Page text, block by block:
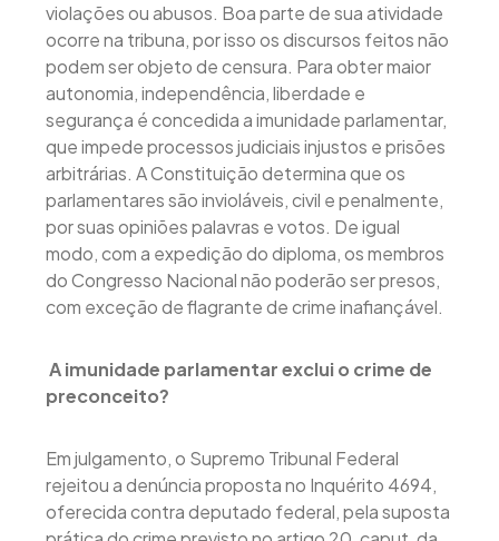
violações ou abusos. Boa parte de sua atividade
ocorre na tribuna, por isso os discursos feitos não
podem ser objeto de censura. Para obter maior
autonomia, independência, liberdade e
segurança é concedida a imunidade parlamentar,
que impede processos judiciais injustos e prisões
arbitrárias. A Constituição determina que os
parlamentares são invioláveis, civil e penalmente,
por suas opiniões palavras e votos. De igual
modo, com a expedição do diploma, os membros
do Congresso Nacional não poderão ser presos,
com exceção de flagrante de crime inafiançável.
A imunidade parlamentar exclui o crime de
preconceito?
Em julgamento, o Supremo Tribunal Federal
rejeitou a denúncia proposta no Inquérito 4694,
oferecida contra deputado federal, pela suposta